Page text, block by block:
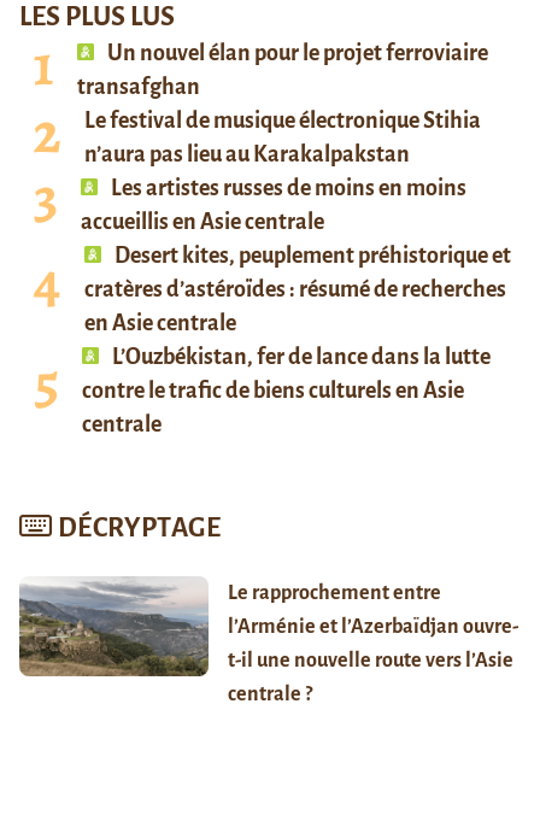
LES PLUS LUS
Un nouvel élan pour le projet ferroviaire
transafghan
Le festival de musique électronique Stihia
n’aura pas lieu au Karakalpakstan
Les artistes russes de moins en moins
accueillis en Asie centrale
Desert kites, peuplement préhistorique et
cratères d’astéroïdes : résumé de recherches
en Asie centrale
L’Ouzbékistan, fer de lance dans la lutte
contre le trafic de biens culturels en Asie
centrale
DÉCRYPTAGE
Le rapprochement entre
l’Arménie et l’Azerbaïdjan ouvre-
t-il une nouvelle route vers l’Asie
centrale ?